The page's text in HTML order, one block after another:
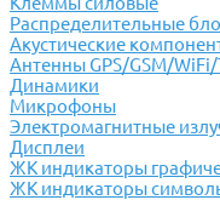
Распределительные
Акустические
Антенны GPS/GSM/
Динамики
Микрофоны
Электромагнитные
Дисплеи
ЖК индикаторы
ЖК индикаторы